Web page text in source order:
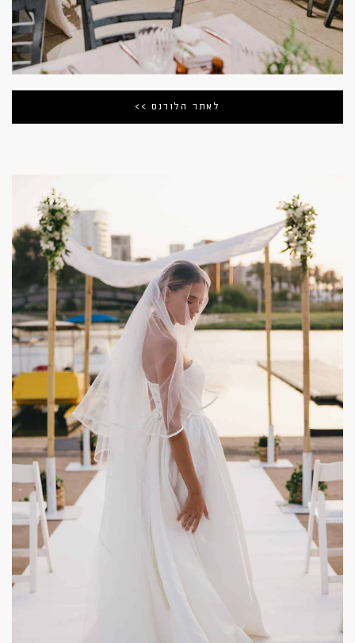
לאתר הלורנס >>